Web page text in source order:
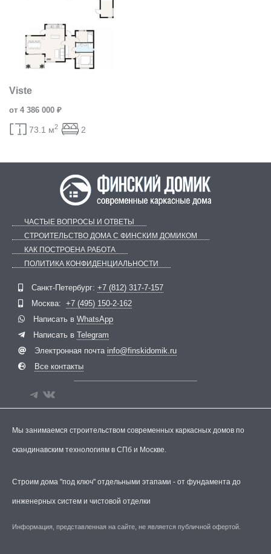
Viste
от 4 386 000 ₽
73.1 м2 2
ЧАСТЫЕ ВОПРОСЫ И ОТВЕТЫ
СТРОИТЕЛЬСТВО ДОМА С ФИНСКИМ ДОМИКОМ
КАК ПОСТРОЕНА РАБОТА
ПОЛИТИКА КОНФИДЕНЦИАЛЬНОСТИ
Санкт-Петербург: +7 (812) 317-7-157
Москва: +7 (495) 150-2-162
Написать в WhatsApp
Написать в Telegram
Электронная почта info@finskidomik.ru
Все контакты
Мы занимаемся строительством современных каркасных домов по
скандинавским технологиям в СПб и Москве.
Строим дома "под ключ" отдельными этапами - от фундамента до
инженерных систем и чистовой отделки
Информация, представленная на сайте, не является публичной офертой.